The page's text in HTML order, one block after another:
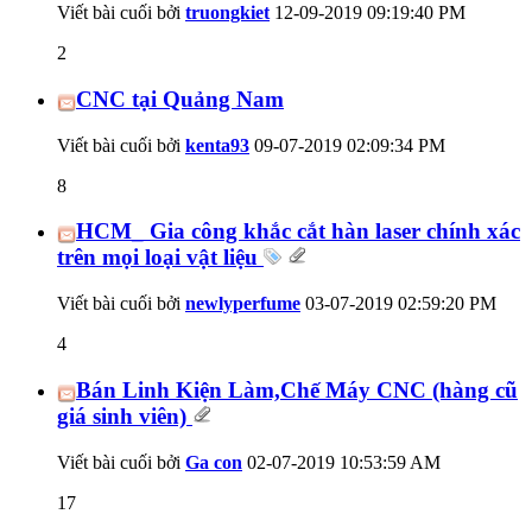
Viết bài cuối bởi truongkiet 12-09-2019 09:19:40 PM
2
CNC tại Quảng Nam
Viết bài cuối bởi kenta93 09-07-2019 02:09:34 PM
8
HCM_ Gia công khắc cắt hàn laser chính xác
trên mọi loại vật liệu
Viết bài cuối bởi newlyperfume 03-07-2019 02:59:20 PM
4
Bán Linh Kiện Làm,Chế Máy CNC (hàng cũ
giá sinh viên)
Viết bài cuối bởi Ga con 02-07-2019 10:53:59 AM
17